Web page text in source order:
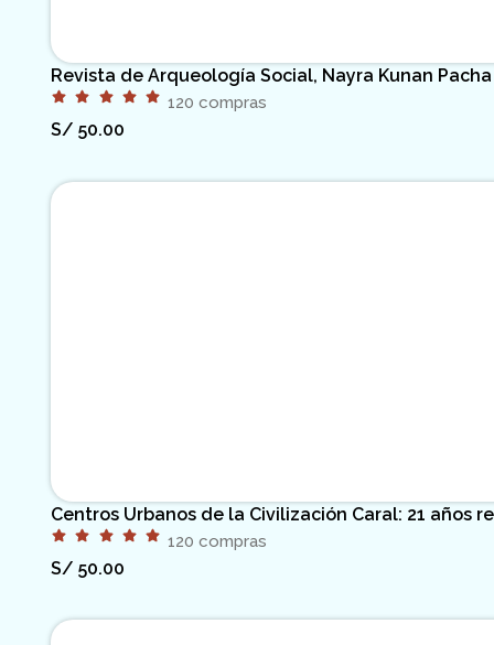
Revista de Arqueología Social, Nayra Kunan Pacha
120 compras
S/ 50.00
Centros Urbanos de la Civilización Caral: 21 años
120 compras
S/ 50.00